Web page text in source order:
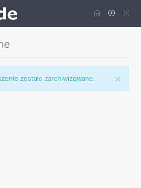
×
zostało zarchiwizowane.